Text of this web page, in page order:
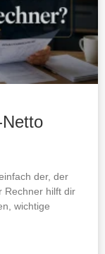
der, der
Rechner hilft dir
wichtige